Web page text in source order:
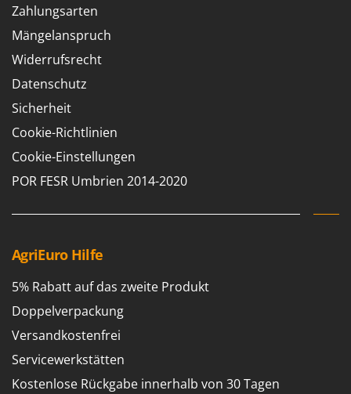
Zahlungsarten
Mängelanspruch
Widerrufsrecht
Datenschutz
Sicherheit
Cookie-Richtlinien
Cookie-Einstellungen
POR FESR Umbrien 2014-2020
AgriEuro Hilfe
5% Rabatt auf das zweite Produkt
Doppelverpackung
Versandkostenfrei
Servicewerkstätten
Kostenlose Rückgabe innerhalb von 30 Tagen